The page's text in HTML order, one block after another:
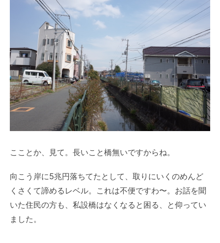
こことか、見て。長いこと橋無いですからね。
向こう岸に5兆円落ちてたとして、取りにいくのめんど
くさくて諦めるレベル。これは不便ですわ〜。お話を聞
いた住民の方も、私設橋はなくなると困る、と仰ってい
ました。